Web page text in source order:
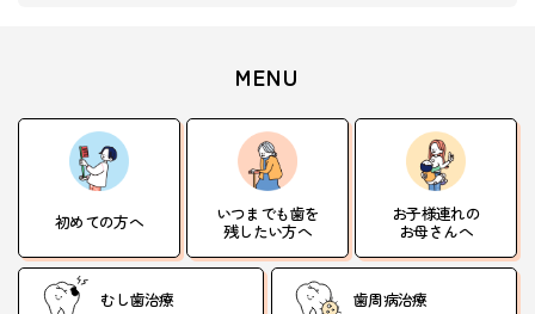
MENU
初めての方へ いつまでも歯を
残したい方へ
お子様連れの
お母さんへ
むし歯治療 歯周病治療